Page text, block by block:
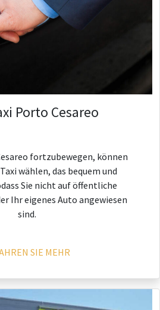
Porto Cesareo
fortzubewegen, können
wählen, das bequem und
Sie nicht auf öffentliche
Ihr eigenes Auto angewiesen
sind.
SIE MEHR